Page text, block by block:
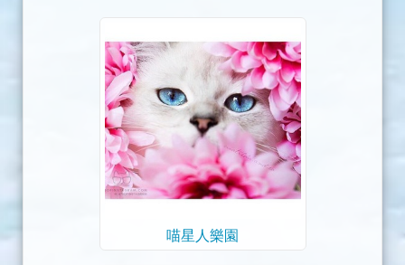
喵星人樂園